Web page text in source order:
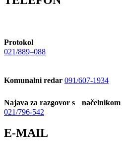
Protokol
021/889–088
Komunalni redar 091/607-1934
Najava za razgovor s načelnikom
021/796-542
E-MAIL